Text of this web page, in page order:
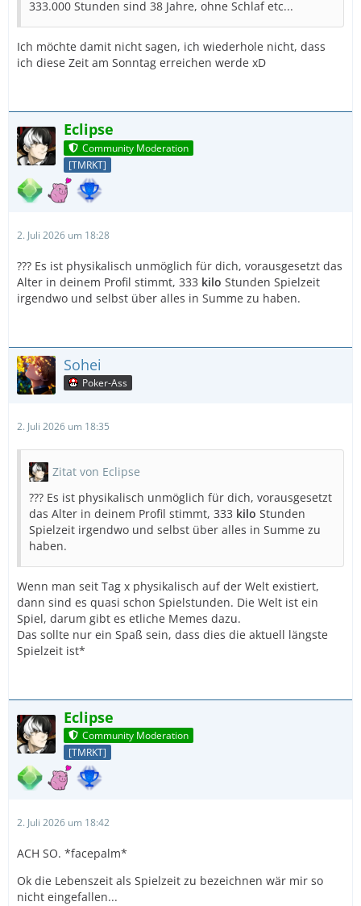
333.000 Stunden sind 38 Jahre, ohne Schlaf etc...
Ich möchte damit nicht sagen, ich wiederhole nicht, dass
ich diese Zeit am Sonntag erreichen werde xD
Eclipse
Community Moderation
[TMRKT]
2. Juli 2026 um 18:28
??? Es ist physikalisch unmöglich für dich, vorausgesetzt das
Alter in deinem Profil stimmt, 333 kilo Stunden Spielzeit
irgendwo und selbst über alles in Summe zu haben.
Sohei
Poker-Ass
2. Juli 2026 um 18:35
Zitat von Eclipse
??? Es ist physikalisch unmöglich für dich, vorausgesetzt
das Alter in deinem Profil stimmt, 333 kilo Stunden
Spielzeit irgendwo und selbst über alles in Summe zu
haben.
Wenn man seit Tag x physikalisch auf der Welt existiert,
dann sind es quasi schon Spielstunden. Die Welt ist ein
Spiel, darum gibt es etliche Memes dazu.
Das sollte nur ein Spaß sein, dass dies die aktuell längste
Spielzeit ist*
Eclipse
Community Moderation
[TMRKT]
2. Juli 2026 um 18:42
ACH SO. *facepalm*
Ok die Lebenszeit als Spielzeit zu bezeichnen wär mir so
nicht eingefallen...